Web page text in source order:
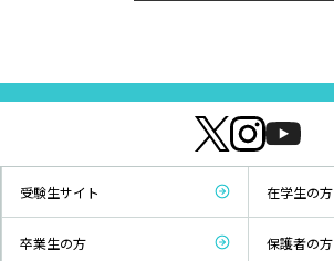
受験生サイト 在学生の方
卒業生の方 保護者の方